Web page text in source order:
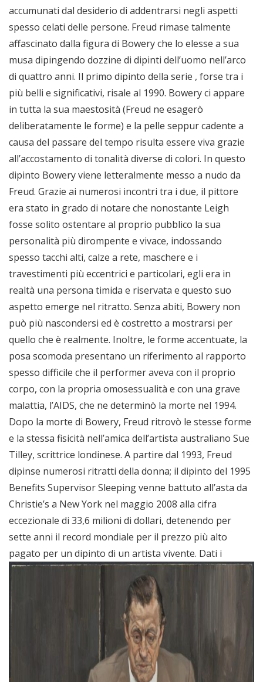
accumunati dal desiderio di addentrarsi negli aspetti
spesso celati delle persone. Freud rimase talmente
affascinato dalla figura di Bowery che lo elesse a sua
musa dipingendo dozzine di dipinti dell’uomo nell’arco
di quattro anni. Il primo dipinto della serie , forse tra i
più belli e significativi, risale al 1990. Bowery ci appare
in tutta la sua maestosità (Freud ne esagerò
deliberatamente le forme) e la pelle seppur cadente a
causa del passare del tempo risulta essere viva grazie
all’accostamento di tonalità diverse di colori. In questo
dipinto Bowery viene letteralmente messo a nudo da
Freud. Grazie ai numerosi incontri tra i due, il pittore
era stato in grado di notare che nonostante Leigh
fosse solito ostentare al proprio pubblico la sua
personalità più dirompente e vivace, indossando
spesso tacchi alti, calze a rete, maschere e i
travestimenti più eccentrici e particolari, egli era in
realtà una persona timida e riservata e questo suo
aspetto emerge nel ritratto. Senza abiti, Bowery non
può più nascondersi ed è costretto a mostrarsi per
quello che è realmente. Inoltre, le forme accentuate, la
posa scomoda presentano un riferimento al rapporto
spesso difficile che il performer aveva con il proprio
corpo, con la propria omosessualità e con una grave
malattia, l’AIDS, che ne determinò la morte nel 1994.
Dopo la morte di Bowery, Freud ritrovò le stesse forme
e la stessa fisicità nell’amica dell’artista australiano Sue
Tilley, scrittrice londinese. A partire dal 1993, Freud
dipinse numerosi ritratti della donna; il dipinto del 1995
Benefits Supervisor Sleeping venne battuto all’asta da
Christie’s a New York nel maggio 2008 alla cifra
eccezionale di 33,6 milioni di dollari, detenendo per
sette anni il record mondiale per il prezzo più alto
pagato per un dipinto di un artista vivente. Dati i